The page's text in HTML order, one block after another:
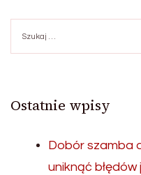
Ostatnie wpisy
Dobór szamba
uniknąć